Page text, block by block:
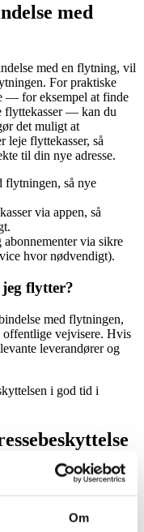
Om
med
med en flytning, vil
For praktiske
— for eksempel at finde
flyttekasser — kan du
det muligt at
leje flyttekasser, så
til din nye adresse.
flytningen, så nye
via appen, så
via sikre
hvor nødvendigt).
jeg flytter?
med flytningen,
offentlige vejvisere. Hvis
leverandører og
i god tid i
ind med MitID og